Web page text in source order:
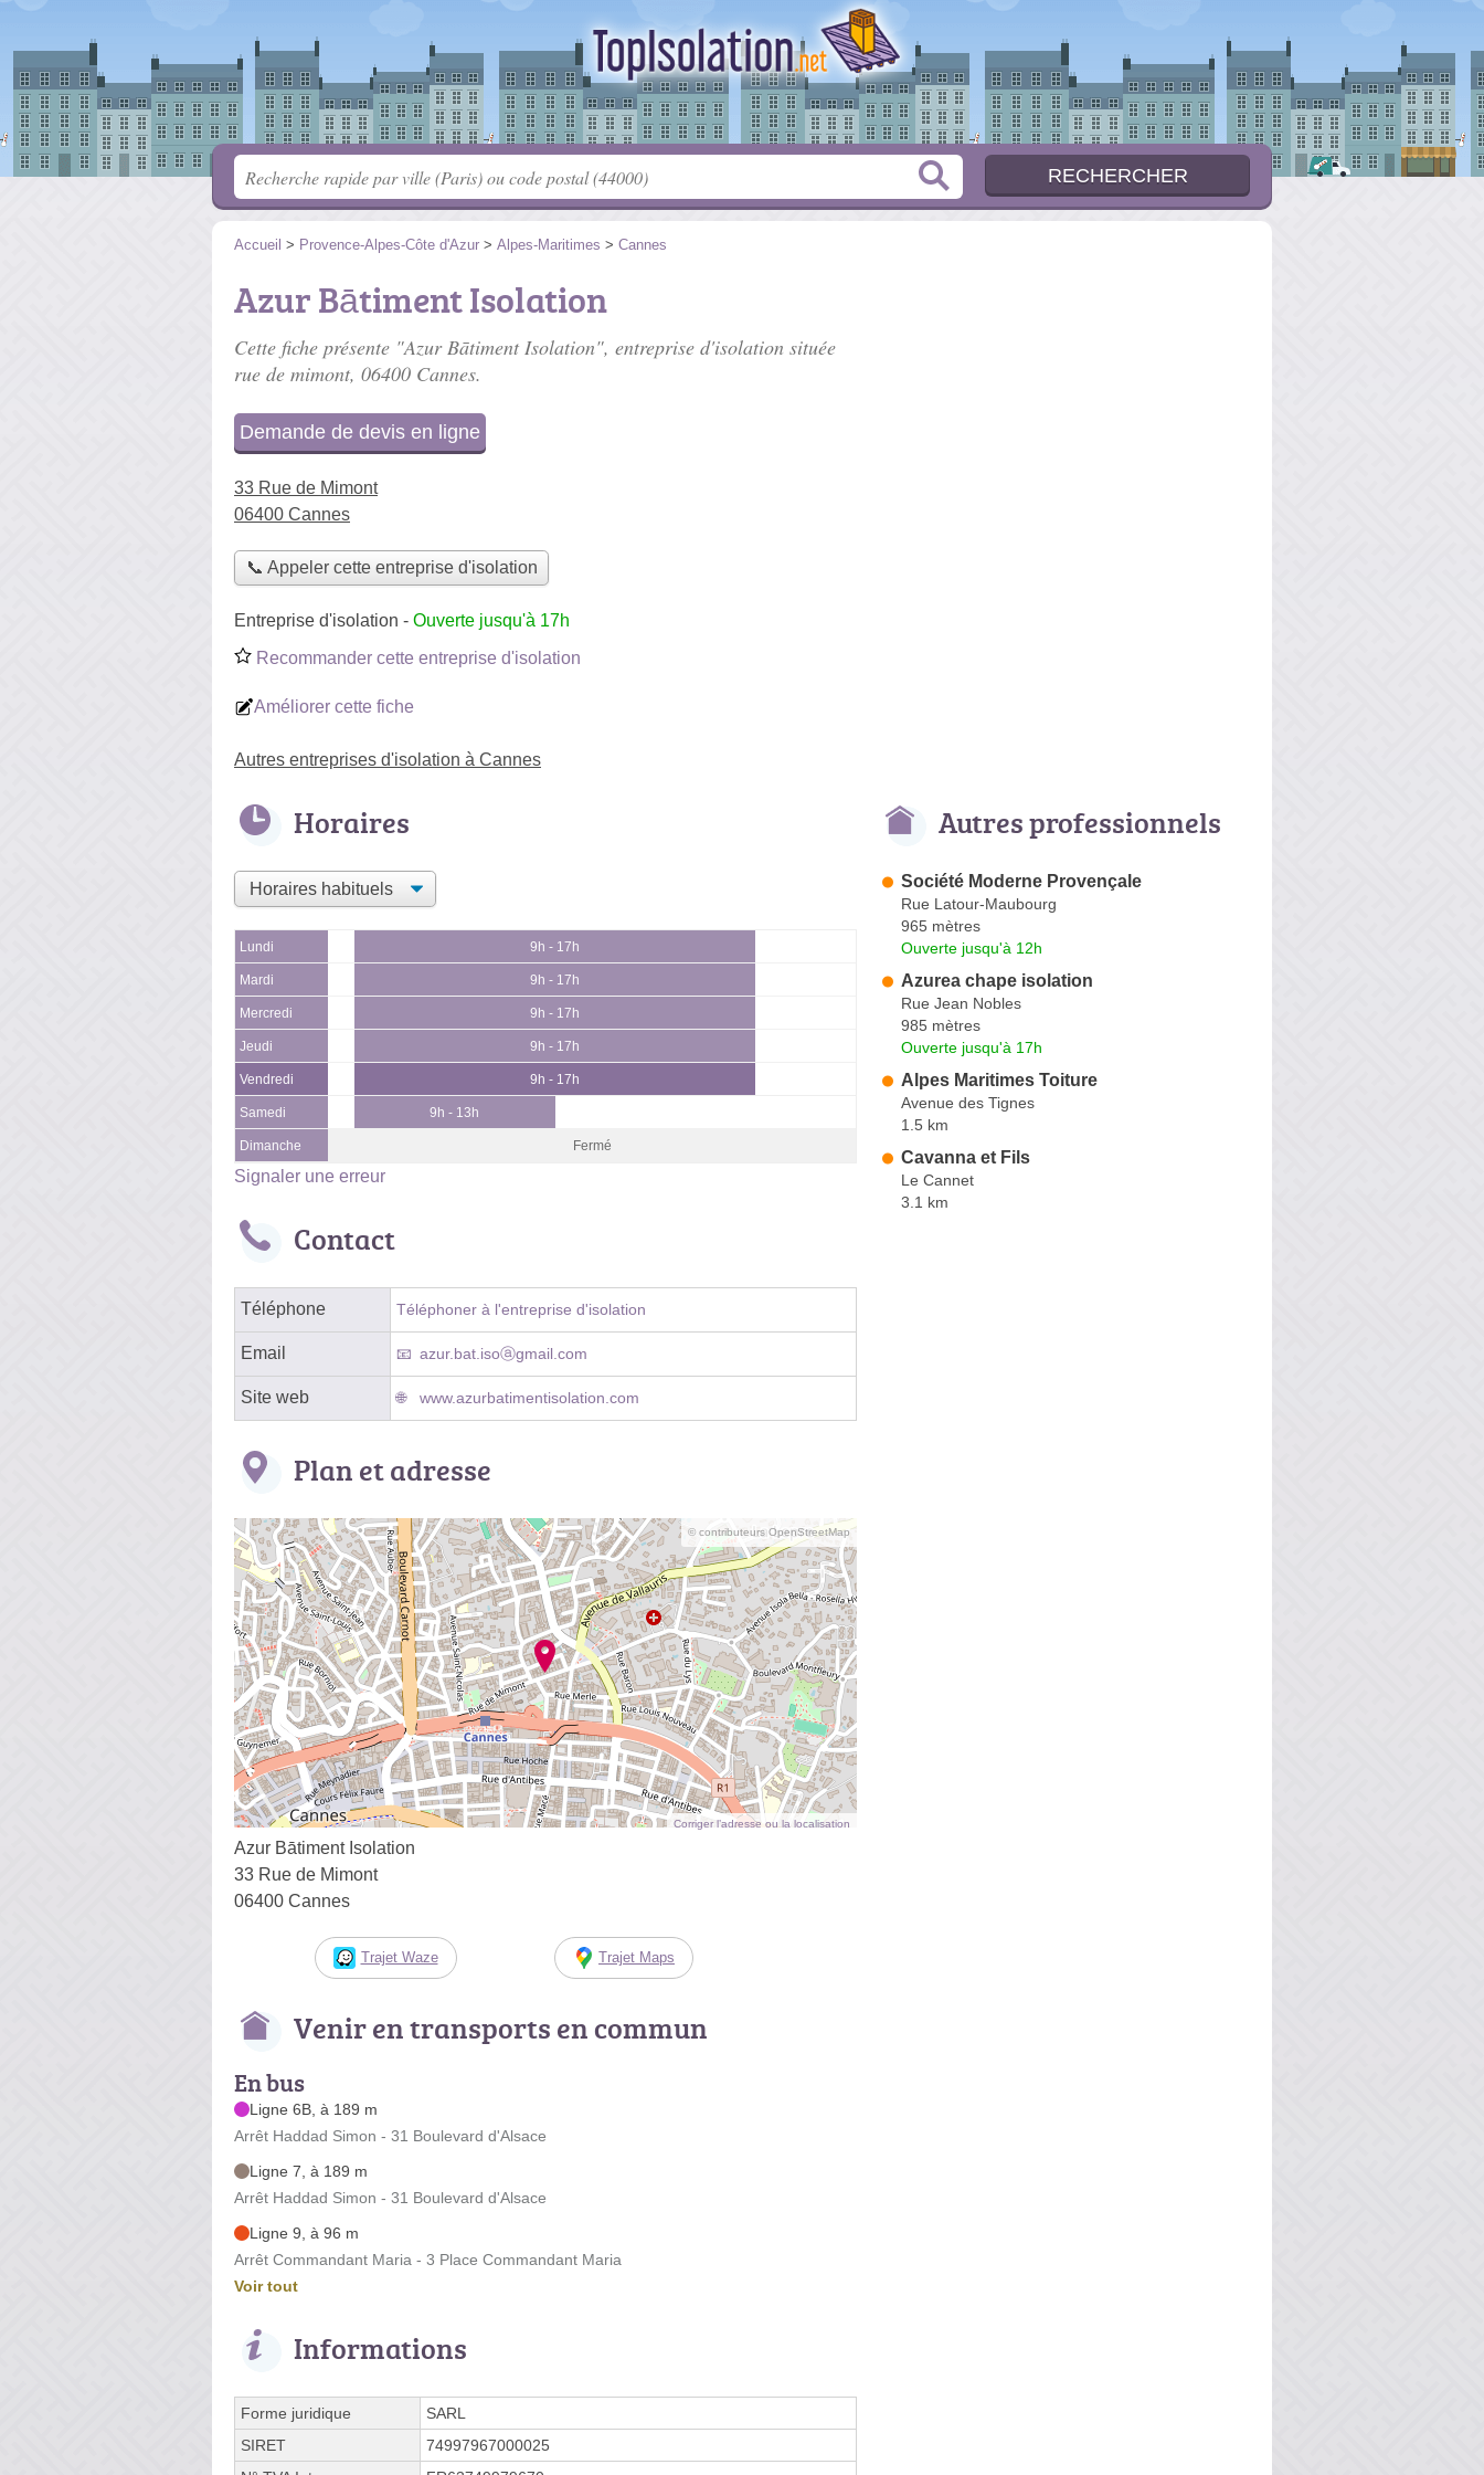
Accueil > Provence-Alpes-Côte d'Azur > Alpes-Maritimes > Cannes
Azur Bātiment Isolation
Cette fiche présente "Azur Bātiment Isolation", entreprise d'isolation située
rue de mimont, 06400 Cannes.
Demande de devis en ligne
33 Rue de Mimont
06400 Cannes
📞 Appeler cette entreprise d'isolation
Entreprise d'isolation - Ouverte jusqu'à 17h
Recommander cette entreprise d'isolation
Améliorer cette fiche
Autres entreprises d'isolation à Cannes
Horaires
Lundi 9h - 17h
Mardi 9h - 17h
Mercredi 9h - 17h
Jeudi 9h - 17h
Vendredi 9h - 17h
Samedi 9h - 13h
Dimanche Fermé
Signaler une erreur
Contact
Téléphone Téléphoner à l'entreprise d'isolation
Email azur.bat.isoⓐgmail.com
Site web www.azurbatimentisolation.com
Plan et adresse
© contributeurs OpenStreetMap
Corriger l’adresse ou la localisation
Azur Bātiment Isolation
33 Rue de Mimont
06400 Cannes
Trajet Waze Trajet Maps
Venir en transports en commun
En bus
Ligne 6B, à 189 m
Arrêt Haddad Simon - 31 Boulevard d'Alsace
Ligne 7, à 189 m
Arrêt Haddad Simon - 31 Boulevard d'Alsace
Ligne 9, à 96 m
Arrêt Commandant Maria - 3 Place Commandant Maria
Voir tout
Informations
Forme juridique
SARL
SIRET
74997967000025
Autres professionnels
Société Moderne Provençale
Rue Latour-Maubourg
965 mètres
Ouverte jusqu'à 12h
Azurea chape isolation
Rue Jean Nobles
985 mètres
Ouverte jusqu'à 17h
Alpes Maritimes Toiture
Avenue des Tignes
1.5 km
Cavanna et Fils
Le Cannet
3.1 km